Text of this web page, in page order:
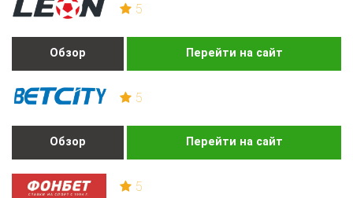
5
Обзор Перейти на сайт
5
Обзор Перейти на сайт
5